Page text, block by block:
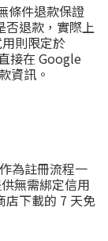
條件退款保證
否退款，實際上
則限定於
接在 Google
資訊。
為註冊流程一
無需綁定信用
店下載的 7 天免